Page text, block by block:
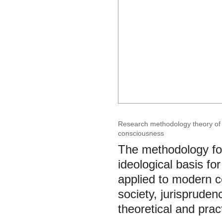
Research methodology theory
consciousness
The methodology
ideological basis
applied to modern
society,
theoretical and